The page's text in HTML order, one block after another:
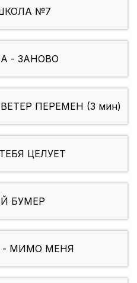
№7
- ЗАНОВО
ПЕРЕМЕН (3 мин)
ЦЕЛУЕТ
БУМЕР
- МИМО МЕНЯ